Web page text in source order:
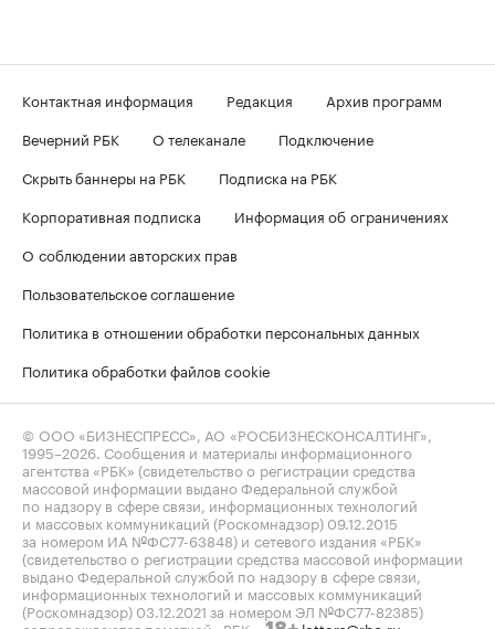
Контактная информация Редакция
Архив программ
Вечерний РБК
О телеканале
Подключение
Скрыть баннеры на РБК
Подписка на РБК
Корпоративная подписка
Информация об ограничениях
О соблюдении авторских прав
Пользовательское соглашение
Политика в отношении обработки персональных данных
Политика обработки файлов cookie
© ООО «БИЗНЕСПРЕСС», АО «РОСБИЗНЕСКОНСАЛТИНГ»,
1995–2026 . Сообщения и материалы информационного
агентства «РБК» (свидетельство о регистрации средства
массовой информации выдано Федеральной службой
по надзору в сфере связи, информационных технологий
и массовых коммуникаций (Роскомнадзор) 09.12.2015
за номером ИА №ФС77-63848) и сетевого издания «РБК»
(свидетельство о регистрации средства массовой информации
выдано Федеральной службой по надзору в сфере связи,
информационных технологий и массовых коммуникаций
(Роскомнадзор) 03.12.2021 за номером ЭЛ №ФС77-82385)